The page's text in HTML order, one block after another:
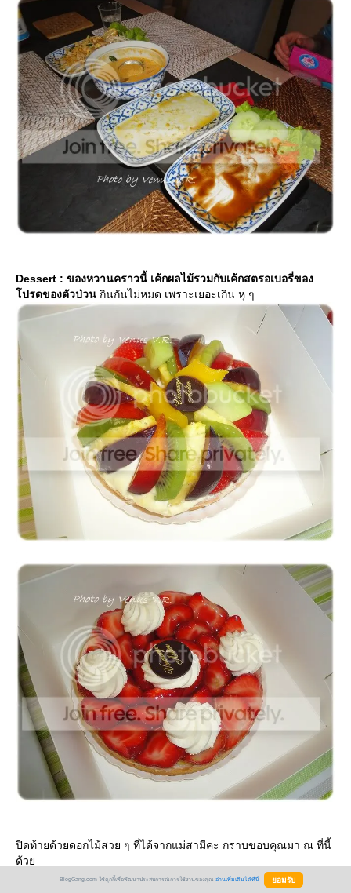
Dessert : ของหวานคราวนี้ เค้กผลไม้รวมกับเค้กสตรอเบอรี่ของ
ปรดของตัวป่วน กินกันไม่หมด เพราะเยอะเกิน หุ ๆ
ปิดท้ายด้วยดอกไม้สวย ๆ ที่ได้จากแม่สามีคะ กราบขอบคุณมา ณ ที่นี้
ด้ว
BlogGang.com ใช้คุกกี้เพื่อพัฒนาประสบการณ์การใช้งานของคุณ อ่านเพิ่มเติมได้ที่นี่